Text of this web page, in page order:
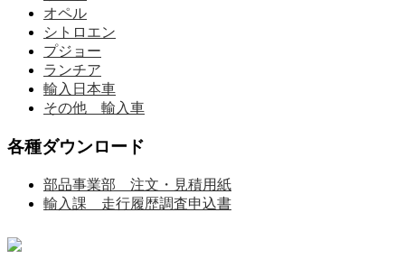
オペル
シトロエン
プジョー
ランチア
輸入日本車
その他 輸入車
各種ダウンロード
部品事業部 注文・見積用紙
輸入課 走行履歴調査申込書